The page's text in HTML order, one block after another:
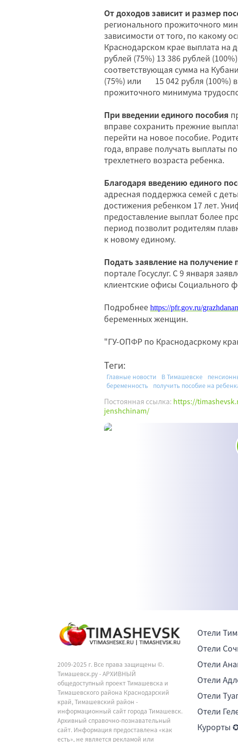
От доходов зависит и размер
регионального прожиточного
зависимости от того, по какому
Краснодарском крае выплата на
рублей (75%) 13 386 рублей
соответствующая сумма на
(75%) или 15 042 рубля (100%)
прожиточного минимума
При введении единого пособия
вправе сохранить прежние
перейти на новое пособие.
года, вправе получать выплаты
трехлетнего возраста ребенка.
Благодаря введению единого
адресная поддержка семей с
достижения ребенком 17 лет.
предоставление выплат более
период позволит родителям
к новому единому.
Подать заявление на получение
портале Госуслуг. С 9 января
клиентские офисы Социального
Подробнее https://pfr.gov.ru/
беременных женщин.
"ГУ-ОПФР по Краснодасркому
Теги:
Главные новости В Тимашевске
беременность
получить пособие на
Постоянная ссылка: https://
jenshchinam/
2009-2025 г. Все права защищены ©.
Тимашевск.ру - АРХИВНЫЙ
общедоступный проект Тимашевска и
Тимашевского района Краснодарский
край, Тимашевский район -
информационный сайт города Тимашевск.
Архивный справочно-познавательный
сайт. Информация предоставлена «как
есть», не является рекламой или
Отели
Отели
Отели
Отели
Отели
Отели
Курорты